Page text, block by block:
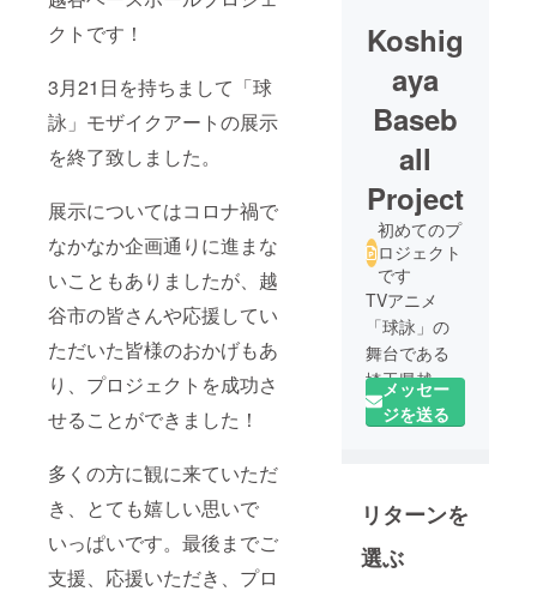
クトです！
3月21日を持ちまして「球
詠」モザイクアートの展示
を終了致しました。
展示についてはコロナ禍で
なかなか企画通りに進まな
いこともありましたが、越
谷市の皆さんや応援してい
ただいた皆様のおかげもあ
り、プロジェクトを成功さ
せることができました！
多くの方に観に来ていただ
き、とても嬉しい思いで
いっぱいです。最後までご
支援、応援いただき、プロ
Koshig
aya
Baseb
all
Project
初めてのプ
ロジェクト
です
TVアニメ
「球詠」の
舞台である
埼玉県越谷
市と野球を
応援する高
ロジェクト
メッセー
ジを送る
リターンを
選ぶ